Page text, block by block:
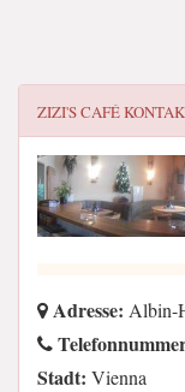
ZIZI'S CAFÉ
Adresse: Albin-
Stadt: Vienna